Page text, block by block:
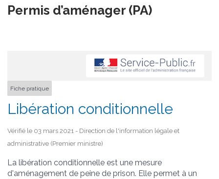
Permis d’aménager (PA)
Fiche pratique
Libération conditionnelle
Vérifié le 03 mars 2021 - Direction de l'information légale et
administrative (Premier ministre)
La libération conditionnelle est une mesure
d'aménagement de peine de prison. Elle permet à un